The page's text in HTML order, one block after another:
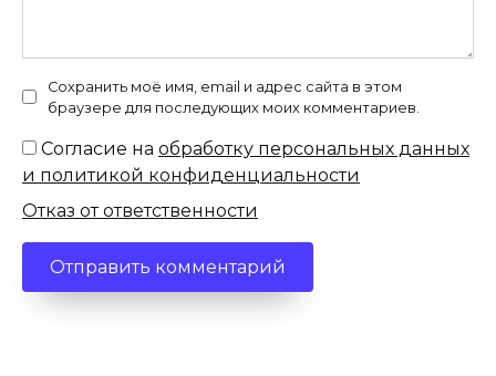
Сохранить моё имя, email и адрес сайта в этом
браузере для последующих моих комментариев.
Согласие на обработку персональных данных
и политикой конфиденциальности
Отказ от ответственности